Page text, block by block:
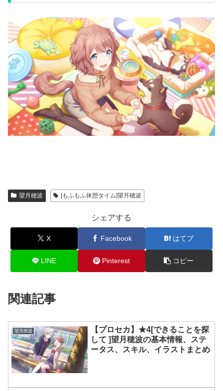
望月穂波 [もふもふ休憩タイム]望月穂波
シェアする
X Facebook はてブ
LINE Pinterest コピー
関連記事
望月穂波
【プロセカ】★4[できることを探
して ]望月穂波の基本情報、ステ
ータス、スキル、イラストまとめ